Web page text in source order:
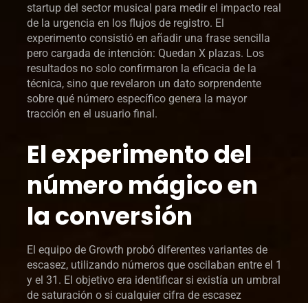
startup del sector musical para medir el impacto real
de la urgencia en los flujos de registro. El
experimento consistió en añadir una frase sencilla
pero cargada de intención: Quedan X plazas. Los
resultados no solo confirmaron la eficacia de la
técnica, sino que revelaron un dato sorprendente
sobre qué número específico genera la mayor
tracción en el usuario final.
El experimento del
número mágico en
la conversión
El equipo de Growth probó diferentes variantes de
escasez, utilizando números que oscilaban entre el 1
y el 31. El objetivo era identificar si existía un umbral
de saturación o si cualquier cifra de escasez